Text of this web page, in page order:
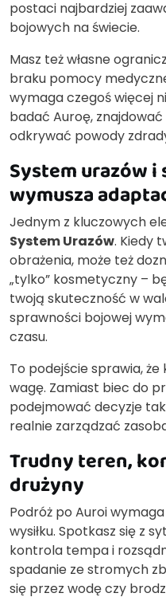
postaci najbardziej
bojowych na świecie.
Masz też własne
braku pomocy
wymaga czegoś więcej
badać Auroę,
odkrywać powody
System urazów
wymusza
Jednym z kluczowych
System Urazów. Kiedy
obrażenia, może też
„tylko” kosmetyczny –
twoją skuteczność w
sprawności bojowej
czasu.
To podejście sprawia,
wagę. Zamiast biec do
podejmować decyzje
realnie zarządzać
Trudny teren,
drużyny
Podróż po Auroi
wysiłku. Spotkasz się z
kontrola tempa i
spadanie ze stromych
się przez wodę czy